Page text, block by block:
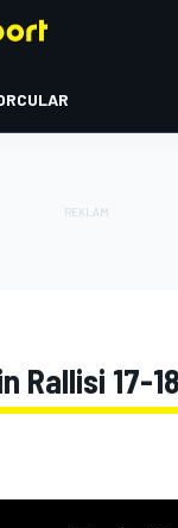
Rallisi 17-